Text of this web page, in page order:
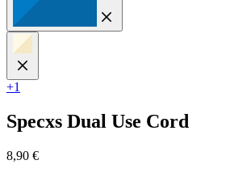
+1
Specxs Dual Use Cord
8,90 €